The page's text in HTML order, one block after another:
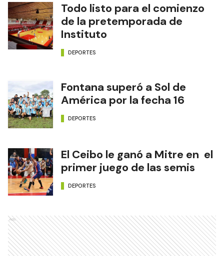
Todo listo para el comienzo
de la pretemporada de
Instituto
DEPORTES
Fontana superó a Sol de
América por la fecha 16
DEPORTES
El Ceibo le ganó a Mitre en el
primer juego de las semis
DEPORTES
Ads